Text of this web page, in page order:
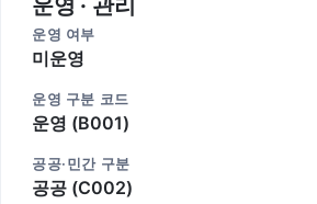
운영 · 관리
운영 여부
미운영
운영 구분 코드
운영 (B001)
공공·민간 구분
공공 (C002)